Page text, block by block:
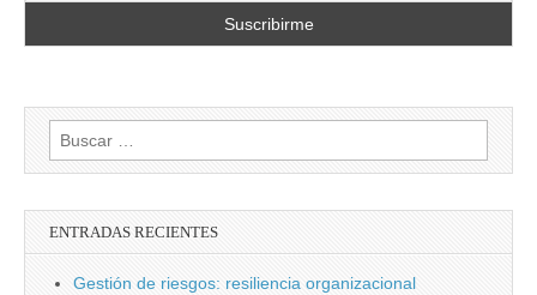
Buscar:
ENTRADAS RECIENTES
Gestión de riesgos: resiliencia organizacional